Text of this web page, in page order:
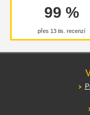
99 %
přes 13 tis. recenzí